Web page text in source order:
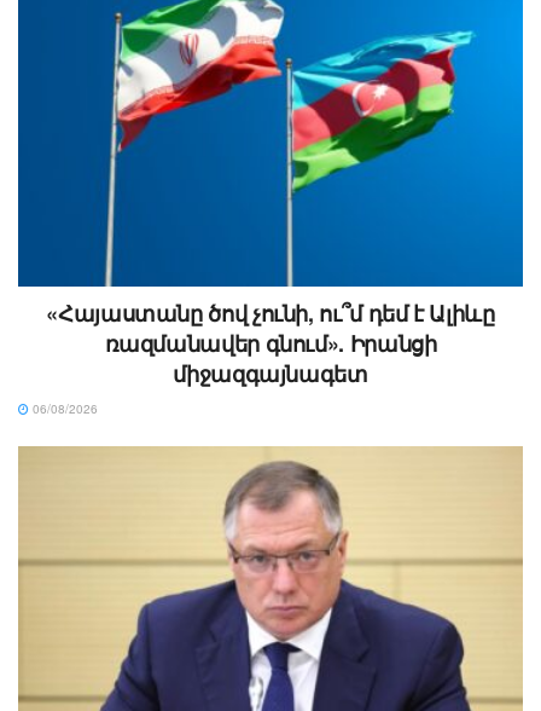
«Հայաստանը ծով չունի, ու՞մ դեմ է Ալիևը
ռազմանավեր գնում». Իրանցի
միջազգայնագետ
06/08/2026